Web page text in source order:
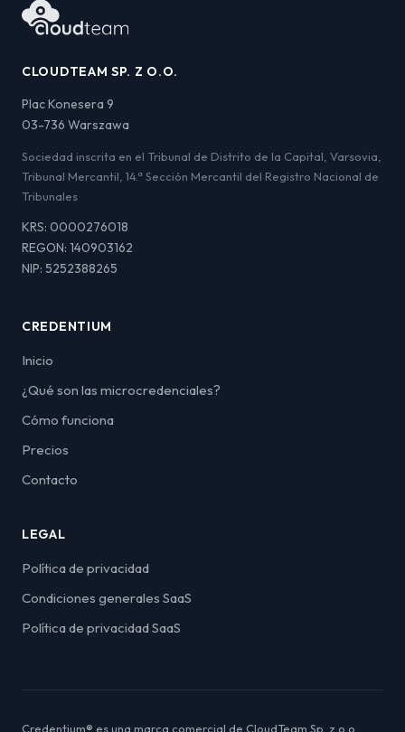
CLOUDTEAM SP. Z O.O.
Plac Konesera 9
03-736 Warszawa
Sociedad inscrita en el Tribunal de Distrito de la Capital, Varsovia,
Tribunal Mercantil, 14.ª Sección Mercantil del Registro Nacional de
Tribunales
KRS: 0000276018
REGON: 140903162
NIP: 5252388265
CREDENTIUM
Inicio
¿Qué son las microcredenciales?
Cómo funciona
Precios
Contacto
LEGAL
Política de privacidad
Condiciones generales SaaS
Política de privacidad SaaS
Credentium® es una marca comercial de CloudTeam Sp. z o.o.